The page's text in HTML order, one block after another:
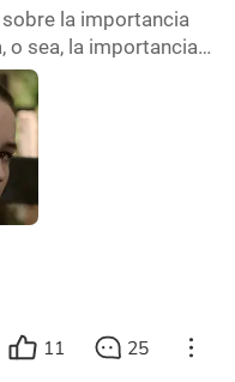
la importancia
o sea, la importancia
otras
como tal en los
de una obra sin
algo inconcluso y
mencioné que
en l
11 25